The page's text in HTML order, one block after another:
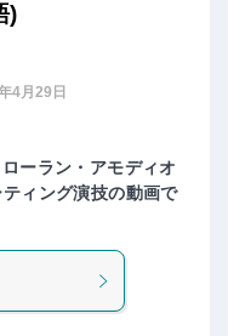
)
4月29日
ーラン・アモディオ
ィング演技の動画で